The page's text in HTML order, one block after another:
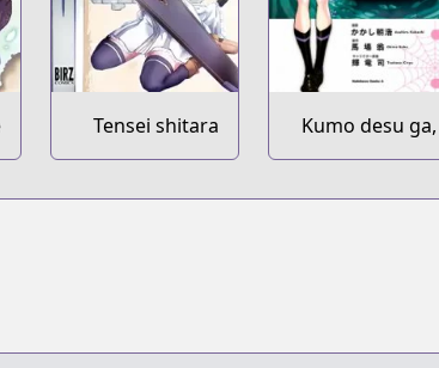
Kumo desu ga,
Nani ka?
Tensei shitara
Ken deshita